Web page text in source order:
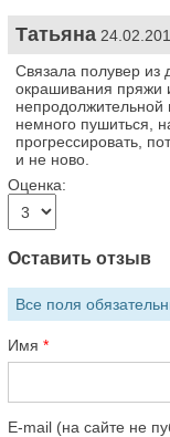
Татьяна
Связала полувер из
окрашивания пряжи
непродолжительной
немного пушиться,
прогрессировать,
и не ново.
Оценка:
Оставить отзыв
Все поля
Имя
E-mail (на сайте не